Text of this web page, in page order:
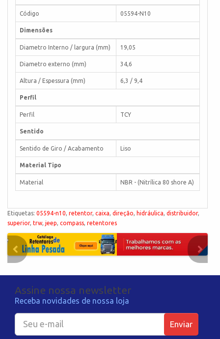
Código 05594-N10
Dimensões
Diametro Interno / largura (mm) 19,05
Diametro externo (mm) 34,6
Altura / Espessura (mm) 6,3 / 9,4
Perfil
Perfil TCY
Sentido
Sentido de Giro / Acabamento Liso
Material Tipo
Material NBR - (Nitrílica 80 shore A)
Etiquetas: 05594-n10, retentor, caixa, direção, hidráulica, distribuidor,
superior, trw, jeep, compass, retentores
Assine nossa newsletter
Receba novidades de nossa loja
Enviar